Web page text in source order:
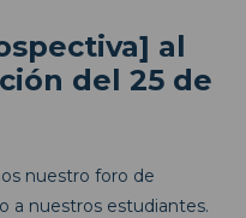
al
del 25 de
nuestro foro de
a nuestros estudiantes.